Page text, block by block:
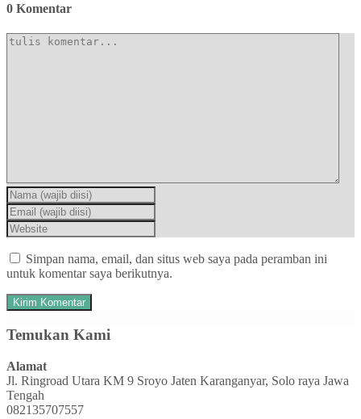
0 Komentar
Simpan nama, email, dan situs web saya pada peramban ini
untuk komentar saya berikutnya.
Temukan Kami
Alamat
Jl. Ringroad Utara KM 9 Sroyo Jaten Karanganyar, Solo raya Jawa
Tengah
082135707557